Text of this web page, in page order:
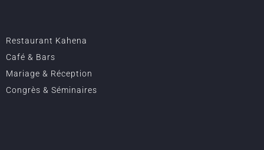
Restaurant Kahena
Café & Bars
Mariage & Réception
Congrès & Séminaires